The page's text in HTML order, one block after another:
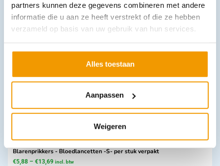
partners kunnen deze gegevens combineren met andere
informatie die u aan ze heeft verstrekt of die ze hebben
verzameld op basis van uw gebruik van hun services.
Alles toestaan
Aanpassen
Weigeren
€140,36 incl. btw
116 excl. btw
Opties bekijken
Blarenprikkers - Bloedlancetten -S- per stuk verpakt
€5,88 – €13,69 incl. btw